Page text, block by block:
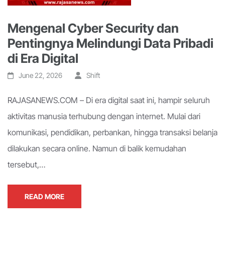
Mengenal Cyber Security dan
Pentingnya Melindungi Data Pribadi
di Era Digital
June 22, 2026 Shift
RAJASANEWS.COM – Di era digital saat ini, hampir seluruh
aktivitas manusia terhubung dengan internet. Mulai dari
komunikasi, pendidikan, perbankan, hingga transaksi belanja
dilakukan secara online. Namun di balik kemudahan
tersebut,…
READ MORE